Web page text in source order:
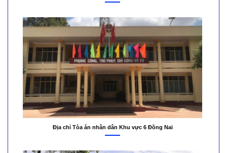
Địa chỉ Tòa án nhân dân Khu vực 6 Đồng Nai